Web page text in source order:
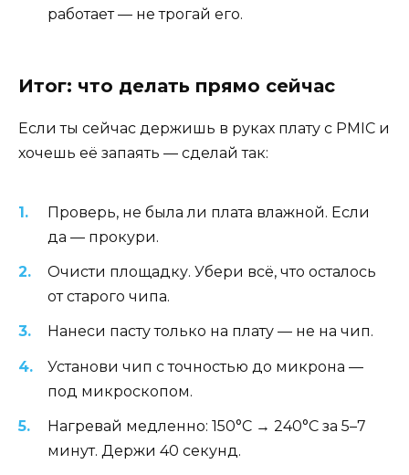
работает — не трогай его.
Итог: что делать прямо сейчас
Если ты сейчас держишь в руках плату с PMIC и
хочешь её запаять — сделай так:
Проверь, не была ли плата влажной. Если
да — прокури.
Очисти площадку. Убери всё, что осталось
от старого чипа.
Нанеси пасту только на плату — не на чип.
Установи чип с точностью до микрона —
под микроскопом.
Нагревай медленно: 150°C → 240°C за 5–7
минут. Держи 40 секунд.